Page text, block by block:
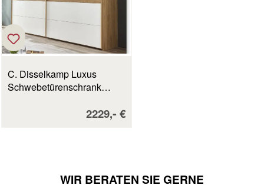
C. Disselkamp Luxus
Schwebetürenschrank
301,3 x 230,2 x 68 cmVerkaufspreis:
2229,- €
WIR BERATEN SIE GERNE